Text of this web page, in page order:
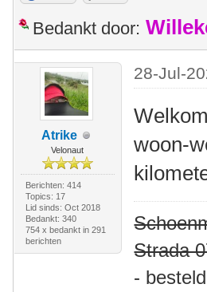
Bedankt door:
Atrike
Velonaut
Berichten: 414
Topics: 17
Lid sinds: Oct 2018
Bedankt: 340
754 x bedankt in 291
berichten
28-Jul-
woon-
Strada
-